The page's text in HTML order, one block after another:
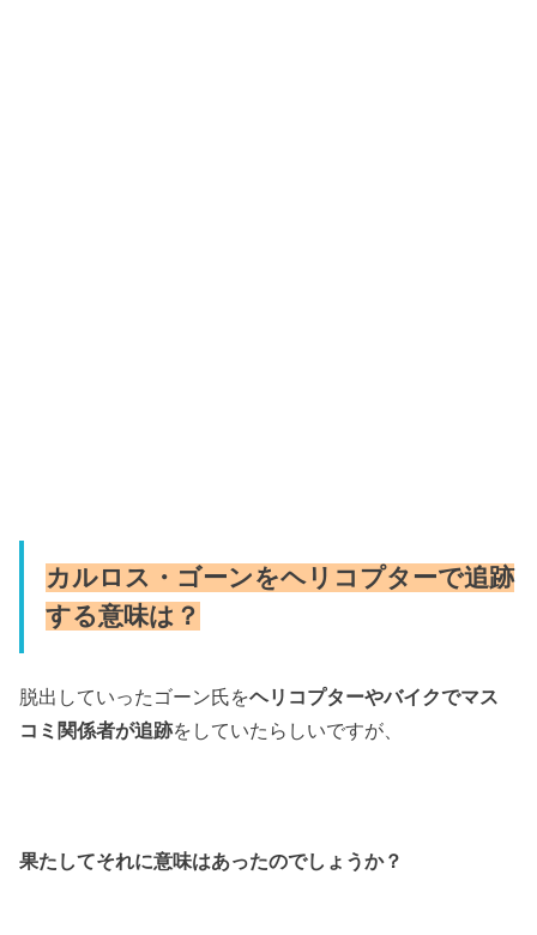
カルロス・ゴーンをヘリコプターで追跡
する意味は？
脱出していったゴーン氏をヘリコプターやバイクでマス
コミ関係者が追跡をしていたらしいですが、
果たしてそれに意味はあったのでしょうか？